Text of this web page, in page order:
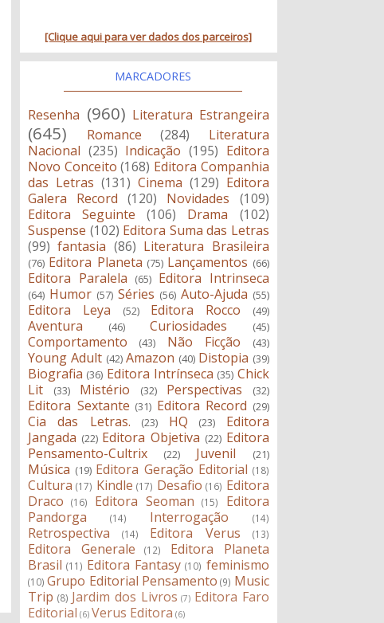
[Clique aqui para ver dados dos parceiros]
MARCADORES
Resenha (960) Literatura Estrangeira
(645) Romance (284)
Literatura
Nacional (235) Indicação (195) Editora
Novo Conceito (168) Editora Companhia
das Letras (131) Cinema (129) Editora
Galera Record
(120) Novidades
(109)
Editora Seguinte
(106) Drama
(102)
Suspense (102) Editora Suma das Letras
(99) fantasia (86) Literatura Brasileira
(76) Editora Planeta (75) Lançamentos (66)
Editora Paralela (65) Editora Intrinseca
(64) Humor (57) Séries (56) Auto-Ajuda (55)
Editora Leya (52) Editora Rocco (49)
Aventura (46) Curiosidades (45)
Comportamento (43) Não Ficção (43)
Young Adult (42) Amazon (40) Distopia (39)
Biografia (36) Editora Intrínseca (35) Chick
Lit
(33) Mistério (32) Perspectivas (32)
Editora Sextante (31) Editora Record (29)
Cia das Letras. (23) HQ (23)
Editora
Jangada (22) Editora Objetiva (22) Editora
Pensamento-Cultrix
(22) Juvenil (21)
Música (19) Editora Geração Editorial (18)
Cultura (17) Kindle (17) Desafio (16) Editora
Draco
(16) Editora Seoman (15)
Editora
Pandorga
(14) Interrogação (14)
Retrospectiva (14) Editora Verus (13)
Editora Generale (12)
Editora Planeta
Brasil (11) Editora Fantasy (10) feminismo
(10) Grupo Editorial Pensamento (9) Music
Trip (8) Jardim dos Livros (7) Editora Faro
Editorial (6) Verus Editora (6)